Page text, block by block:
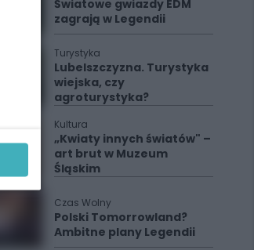
Światowe gwiazdy EDM
zagrają w Legendii
Turystyka
Lubelszczyzna. Turystyka
wiejska, czy
agroturystyka?
Kultura
„Kwiaty innych światów" –
art brut w Muzeum
Śląskim
Czas Wolny
Polski Tomorrowland?
Ambitne plany Legendii